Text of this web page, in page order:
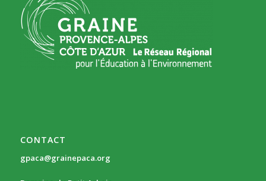
CONTACT
gpaca@grainepaca.org